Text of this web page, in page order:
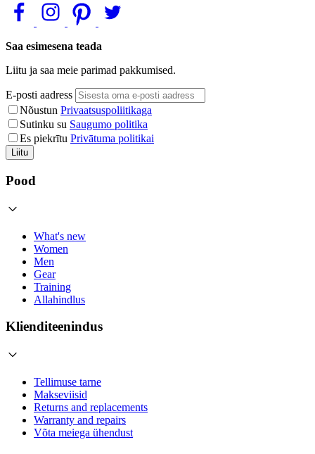
Saa esimesena teada
Liitu ja saa meie parimad pakkumised.
E-posti aadress
Nõustun Privaatsuspoliitikaga
Sutinku su Saugumo politika
Es piekrītu Privātuma politikai
Liitu
Pood
What's new
Women
Men
Gear
Training
Allahindlus
Klienditeenindus
Tellimuse tarne
Makseviisid
Returns and replacements
Warranty and repairs
Võta meiega ühendust